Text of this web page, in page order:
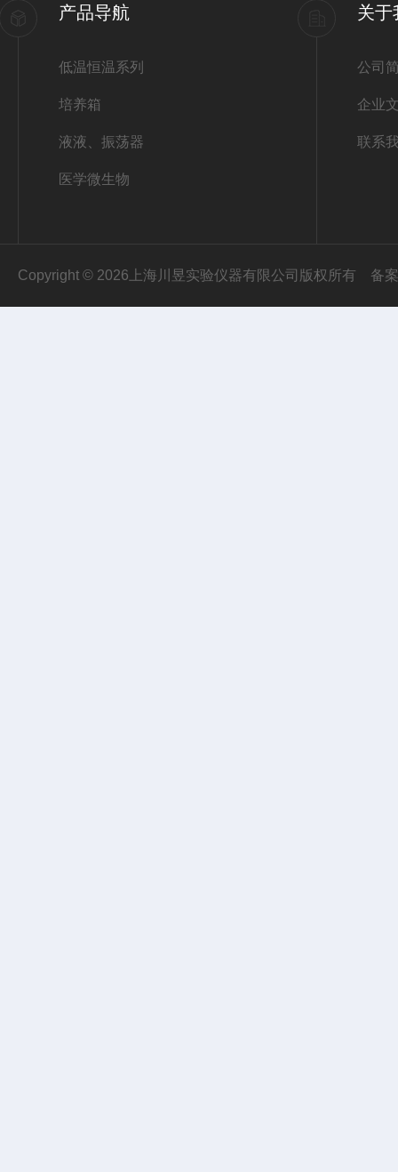
产品导航
低温恒温系列
培养箱
液液、振荡器
医学微生物
关于
公司
企业
联系
Copyright © 2026上海川昱实验仪器有限公司版权所有 备